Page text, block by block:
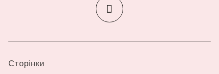
Сторінки